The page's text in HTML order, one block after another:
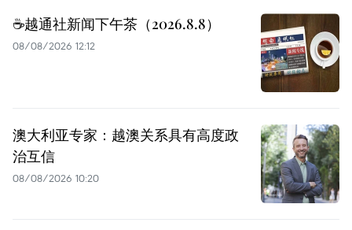
☕️越通社新闻下午茶（2026.8.8）
08/08/2026 12:12
澳大利亚专家：越澳关系具有高度政
治互信
08/08/2026 10:20